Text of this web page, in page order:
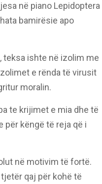
në piano Lepidoptera
bamirësie apo
teksa ishte në izolim me
e rënda të virusit
moralin.
te krijimet e mia dhe të
për këngë të reja që i
në motivim të fortë.
qaj për kohë të